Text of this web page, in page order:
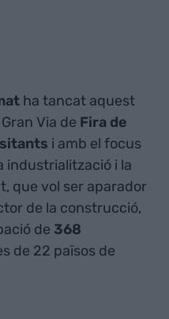
ha tancat aquest
Via de Fira de
i amb el focus
industrialització i la
que vol ser aparador
de la construcció,
de 368
de 22 països de